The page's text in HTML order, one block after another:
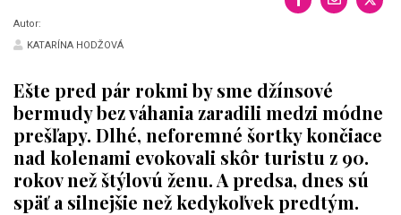
Autor:
KATARÍNA HODŽOVÁ
Ešte pred pár rokmi by sme džínsové
bermudy bez váhania zaradili medzi módne
prešľapy. Dlhé, neforemné šortky končiace
nad kolenami evokovali skôr turistu z 90.
rokov než štýlovú ženu. A predsa, dnes sú
späť a silnejšie než kedykoľvek predtým.